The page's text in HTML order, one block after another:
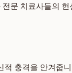
문 치료사들의
충격을 안겨줍